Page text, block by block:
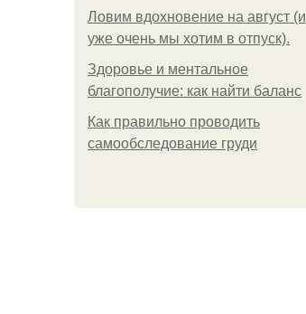
Ловим вдохновение на август (и
уже очень мы хотим в отпуск).
Здоровье и ментальное
благополучие: как найти баланс
Как правильно проводить
самообследование груди